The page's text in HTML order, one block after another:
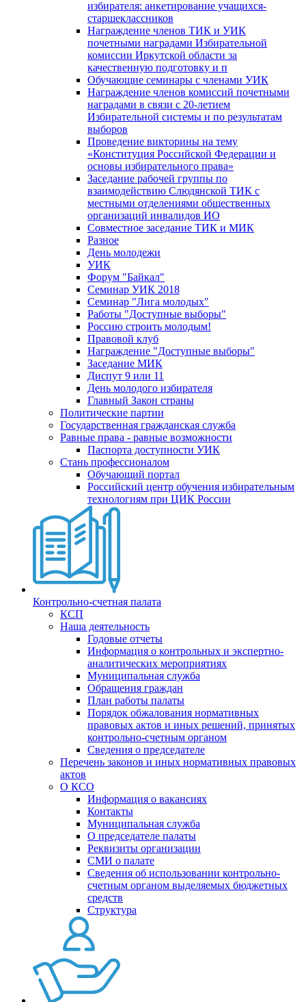
избирателя: анкетирование учащихся-
старшеклассников
Награждение членов ТИК и УИК
почетными наградами Избирательной
комиссии Иркутской области за
качественную подготовку и п
Обучающие семинары с членами УИК
Награждение членов комиссий почетными
наградами в связи с 20-летием
Избирательной системы и по результатам
выборов
Проведение викторины на тему
«Конституция Российской Федерации и
основы избирательного права»
Заседание рабочей группы по
взаимодействию Слюдянской ТИК с
местными отделениями общественных
организаций инвалидов ИО
Совместное заседание ТИК и МИК
Разное
День молодежи
УИК
Форум "Байкал"
Семинар УИК 2018
Семинар "Лига молодых"
Работы "Доступные выборы"
Россию строить молодым!
Правовой клуб
Награждение "Доступные выборы"
Заседание МИК
Диспут 9 или 11
День молодого избирателя
Главный Закон страны
Политические партии
Государственная гражданская служба
Равные права - равные возможности
Паспорта доступности УИК
Стань профессионалом
Обучающий портал
Российский центр обучения избирательным
технологиям при ЦИК России
Контрольно-счетная палата
КСП
Наша деятельность
Годовые отчеты
Информация о контрольных и экспертно-
аналитических мероприятиях
Муниципальная служба
Обращения граждан
План работы палаты
Порядок обжалования нормативных
правовых актов и иных решений, принятых
контрольно-счетным органом
Сведения о председателе
Перечень законов и иных нормативных правовых
актов
О КСО
Информация о вакансиях
Контакты
Муниципальная служба
О председателе палаты
Реквизиты организации
СМИ о палате
Сведения об использовании контрольно-
счетным органом выделяемых бюджетных
средств
Структура